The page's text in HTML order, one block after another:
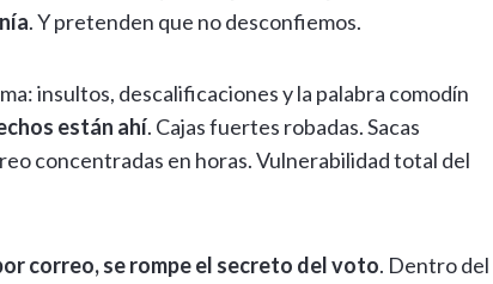
. Y pretenden que no desconfiemos.
insultos, descalificaciones y la palabra comodín
están ahí. Cajas fuertes robadas. Sacas
concentradas en horas. Vulnerabilidad total del
correo, se rompe el secreto del voto. Dentro del